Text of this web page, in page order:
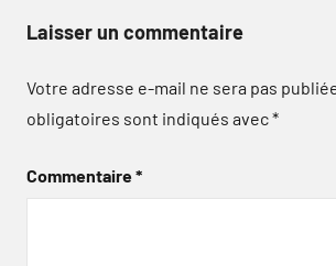
Laisser un commentaire
Votre adresse e-mail ne sera pas
obligatoires sont indiqués avec*
Commentaire*